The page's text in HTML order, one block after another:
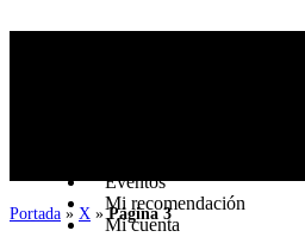
Eventos
Mi recomendación
Mi cuenta
Portada » X »Página 3